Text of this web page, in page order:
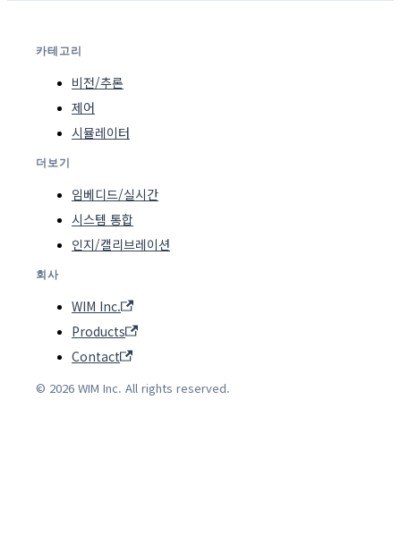
카테고리
비전/추론
제어
시뮬레이터
더보기
임베디드/실시간
시스템 통합
인지/캘리브레이션
회사
WIM Inc.
Products
Contact
© 2026 WIM Inc. All rights reserved.